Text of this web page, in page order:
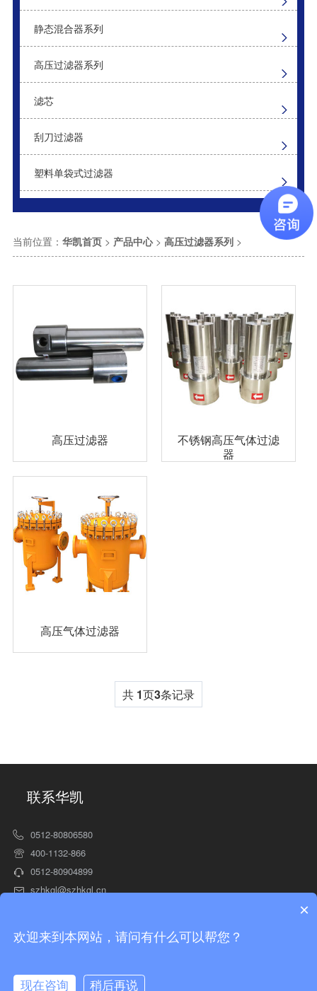
静态混合器系列
高压过滤器系列
滤芯
刮刀过滤器
塑料单袋式过滤器
当前位置： 华凯首页> 产品中心> 高压过滤器系列>
高压过滤器
不锈钢高压气体过滤
器
高压气体过滤器
共 1页3条记录
联系华凯
0512-80806580
400-1132-866
0512-80904899
szhkgl@szhkgl.cn
×
欢迎来到本网站，请问有什么可以帮您？
现在咨询 稍后再说